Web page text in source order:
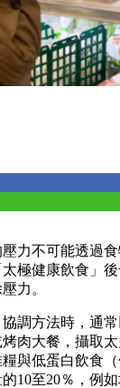
力不可能透過
極健康飲食」
力。
調方法時，通
肉大餐，攝取
與低蛋白飲食
10至20％，例